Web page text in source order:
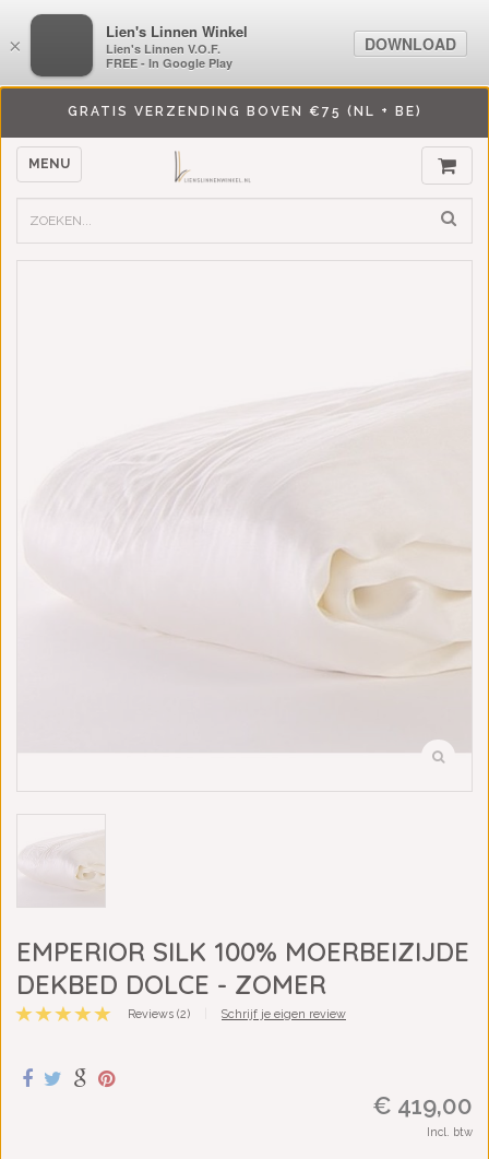
GRATIS VERZENDING BOVEN €75 (NL + BE)
MENU
EMPERIOR SILK 100% MOERBEIZIJDE
DEKBED DOLCE - ZOMER
Reviews (2) Schrijf je eigen review
€ 419,00
Incl. btw
×
LiensLinnenwinkel.nl
Lien's Linnen V.O.F.
FREE - In Google Play
DOWNLOAD
×
Lien's Linnen Winkel
Lien's Linnen V.O.F.
FREE - In Google Play
DOWNLOAD